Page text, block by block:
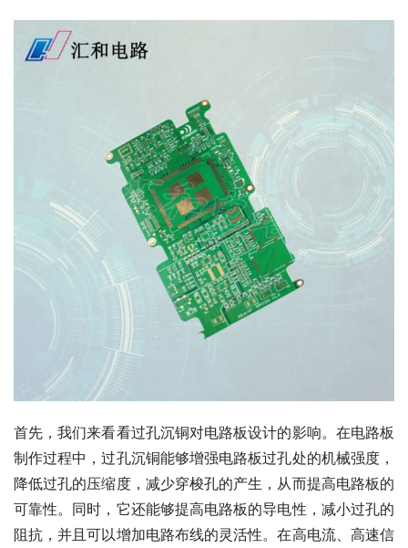
首先，我们来看看过孔沉铜对电路板设计的影响。在电路板
制作过程中，过孔沉铜能够增强电路板过孔处的机械强度，
降低过孔的压缩度，减少穿梭孔的产生，从而提高电路板的
可靠性。同时，它还能够提高电路板的导电性，减小过孔的
阻抗，并且可以增加电路布线的灵活性。在高电流、高速信